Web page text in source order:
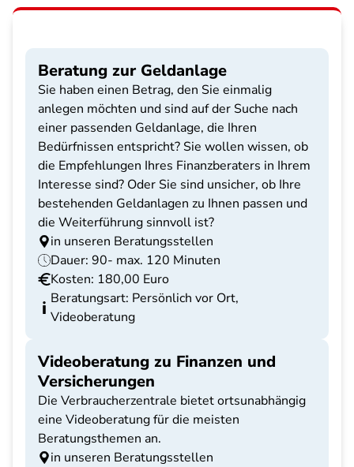
Beratung zur Geldanlage
Sie haben einen Betrag, den Sie einmalig
anlegen möchten und sind auf der Suche nach
einer passenden Geldanlage, die Ihren
Bedürfnissen entspricht? Sie wollen wissen, ob
die Empfehlungen Ihres Finanzberaters in Ihrem
Interesse sind? Oder Sie sind unsicher, ob Ihre
bestehenden Geldanlagen zu Ihnen passen und
die Weiterführung sinnvoll ist?
in unseren Beratungsstellen
Dauer: 90- max. 120 Minuten
Kosten: 180,00 Euro
Beratungsart: Persönlich vor Ort,
Videoberatung
Videoberatung zu Finanzen und
Versicherungen
Die Verbraucherzentrale bietet ortsunabhängig
eine Videoberatung für die meisten
Beratungsthemen an.
in unseren Beratungsstellen